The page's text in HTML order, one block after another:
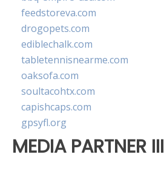
feedstoreva.com
drogopets.com
ediblechalk.com
tabletennisnearme.com
oaksofa.com
soultacohtx.com
capishcaps.com
gpsyfl.org
MEDIA PARTNER III